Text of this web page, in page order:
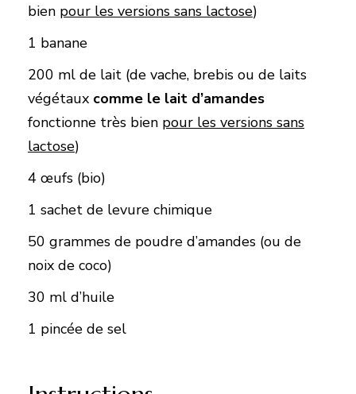
bien pour les versions sans lactose)
1 banane
200 ml de lait (de vache, brebis ou de laits
végétaux comme le lait d’amandes
fonctionne très bien pour les versions sans
lactose)
4 œufs (bio)
1 sachet de levure chimique
50 grammes de poudre d’amandes (ou de
noix de coco)
30 ml d’huile
1 pincée de sel